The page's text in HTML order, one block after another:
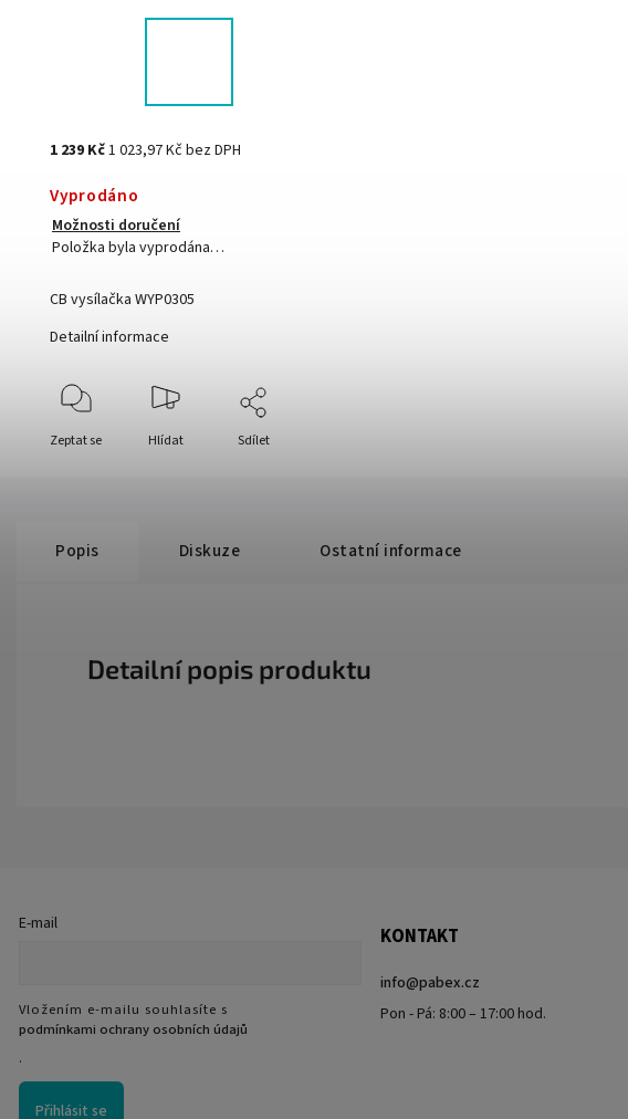
1 239 Kč1 023,97 Kč bez DPH
Vyprodáno
Možnosti doručení
Položka byla vyprodána…
CB vysílačka WYP0305
Detailní informace
Zeptat se Hlídat Sdílet
Popis Diskuze Ostatní informace
Detailní popis produktu
E-mail
Vložením e-mailu souhlasíte s
podmínkami ochrany osobních údajů
.
Přihlásit se
KONTAKT
info@pabex.cz
Pon - Pá: 8:00 – 17:00 hod.